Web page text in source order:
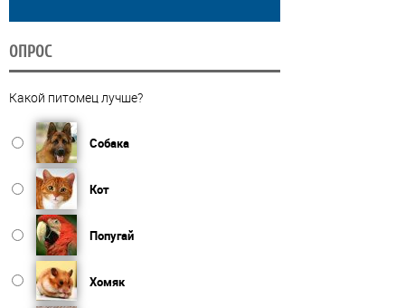
ОПРОС
Какой питомец лучше?
Собака
Кот
Попугай
Хомяк